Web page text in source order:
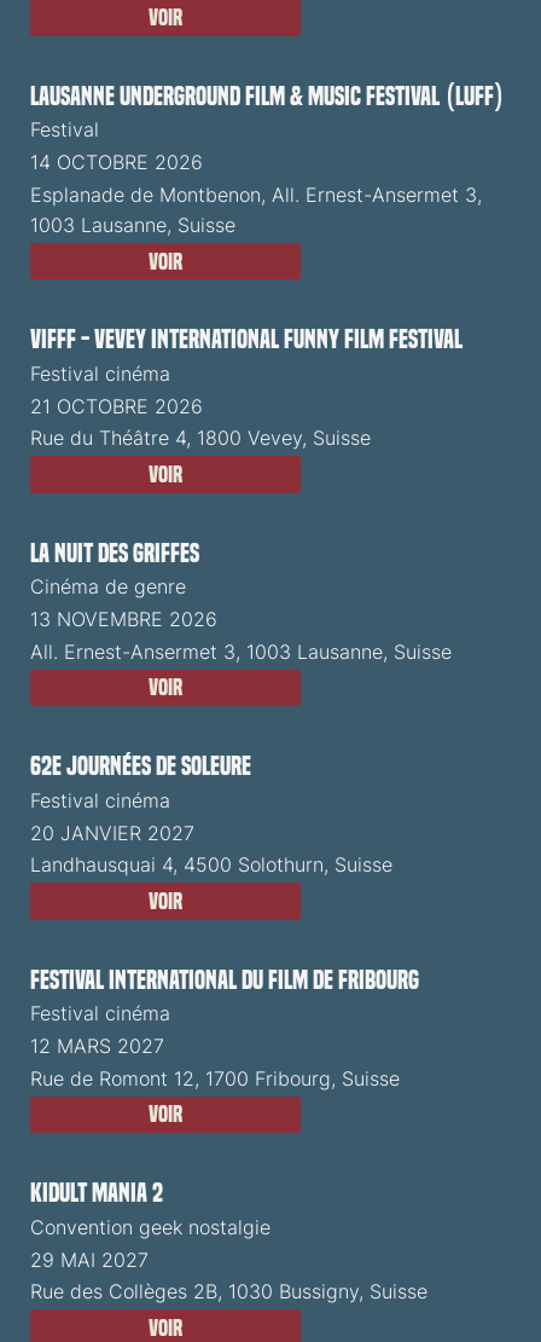
Voir
Lausanne Underground Film & Music Festival (LUFF)
Festival
14 OCTOBRE 2026
Esplanade de Montbenon, All. Ernest-Ansermet 3,
1003 Lausanne, Suisse
Voir
VIFFF - Vevey International Funny Film Festival
Festival cinéma
21 OCTOBRE 2026
Rue du Théâtre 4, 1800 Vevey, Suisse
Voir
La Nuit des Griffes
Cinéma de genre
13 NOVEMBRE 2026
All. Ernest-Ansermet 3, 1003 Lausanne, Suisse
Voir
62e Journées de Soleure
Festival cinéma
20 JANVIER 2027
Landhausquai 4, 4500 Solothurn, Suisse
Voir
Festival International du Film de Fribourg
Festival cinéma
12 MARS 2027
Rue de Romont 12, 1700 Fribourg, Suisse
Voir
Kidult Mania 2
Convention geek nostalgie
29 MAI 2027
Rue des Collèges 2B, 1030 Bussigny, Suisse
Voir